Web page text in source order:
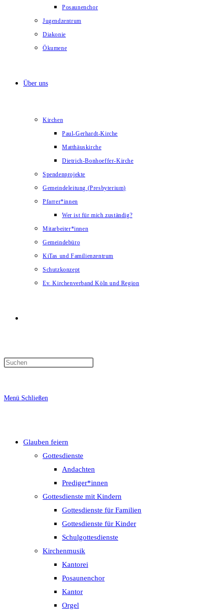
Posaunenchor
Jugendzentrum
Diakonie
Ökumene
Über uns
Kirchen
Paul-Gerhardt-Kirche
Matthäuskirche
Dietrich-Bonhoeffer-Kirche
Spendenprojekte
Gemeindeleitung (Presbyterium)
Pfarrer*innen
Wer ist für mich zuständig?
Mitarbeiter*innen
Gemeindebüro
KiTas und Familienzentrum
Schutzkonzept
Ev. Kirchenverband Köln und Region
Menü Schließen
Glauben feiern
Gottesdienste
Andachten
Prediger*innen
Gottesdienste mit Kindern
Gottesdienste für Familien
Gottesdienste für Kinder
Schulgottesdienste
Kirchenmusik
Kantorei
Posaunenchor
Kantor
Orgel